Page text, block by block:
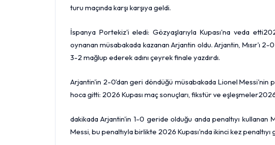
turu maçında karşı karşıya geldi.
İspanya Portekiz'i eledi: Gözyaşlarıyla Kupası'na veda
oynanan müsabakada kazanan Arjantin oldu. Arjantin, Mısır'ı
3-2 mağlup ederek adını çeyrek finale yazdırdı.
Arjantin'in 2-0'dan geri döndüğü müsabakada Lionel Messi'nin
hoca gitti: 2026 Kupası maç sonuçları, fikstür ve eşleşmeler2026
dakikada Arjantin'in 1-0 geride olduğu anda penaltıyı kullanan
Messi, bu penaltıyla birlikte 2026 Kupası'nda ikinci kez